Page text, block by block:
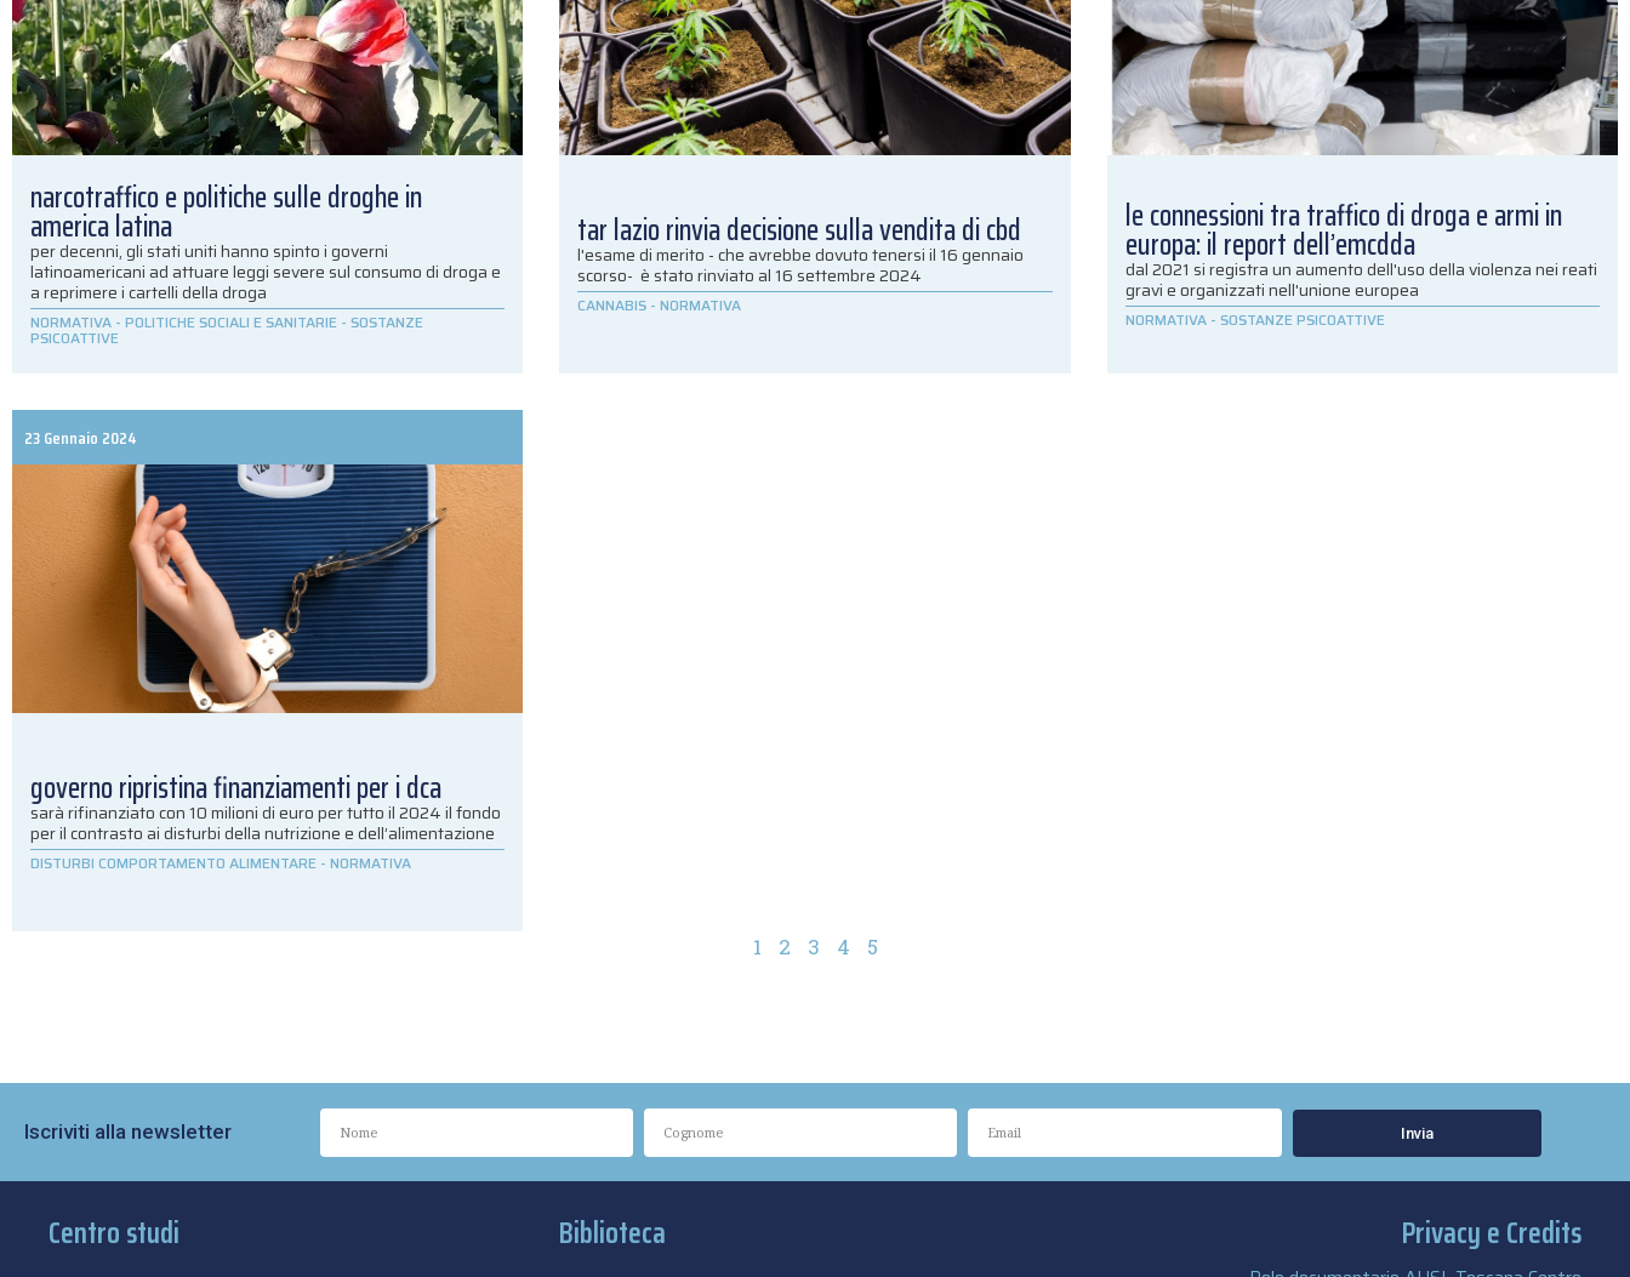
narcotraffico e politiche sulle droghe in
america latina
per decenni, gli stati uniti hanno spinto i governi
latinoamericani ad attuare leggi severe sul consumo di droga e
a reprimere i cartelli della droga
NORMATIVA - POLITICHE SOCIALI E SANITARIE - SOSTANZE
PSICOATTIVE
tar lazio rinvia decisione sulla vendita di cbd
l'esame di merito - che avrebbe dovuto tenersi il 16 gennaio
scorso- è stato rinviato al 16 settembre 2024
CANNABIS -NORMATIVA
le connessioni tra traffico di droga e armi in
europa: il report dell’emcdda
dal 2021 si registra un aumento dell'uso della violenza nei reati
gravi e organizzati nell'unione europea
NORMATIVA- SOSTANZE PSICOATTIVE
23 Gennaio 2024
governo ripristina finanziamenti per i dca
sarà rifinanziato con 10 milioni di euro per tutto il 2024 il fondo
per il contrasto ai disturbi della nutrizione e dell’alimentazione
DISTURBI COMPORTAMENTO ALIMENTARE - NORMATIVA
1 2 3 4 5
Iscriviti alla newsletter Invia
Centro studi Biblioteca Privacy e Credits